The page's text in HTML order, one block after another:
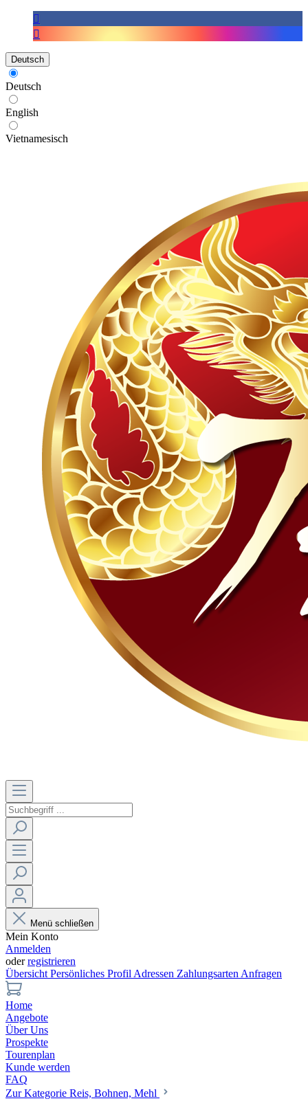
Deutsch
Deutsch
English
Vietnamesisch
Menü schließen
Mein Konto
Anmelden
oderregistrieren
Übersicht Persönliches Profil Adressen Zahlungsarten Anfragen
Home
Angebote
Über Uns
Prospekte
Tourenplan
Kunde werden
FAQ
Zur Kategorie Reis, Bohnen, Mehl